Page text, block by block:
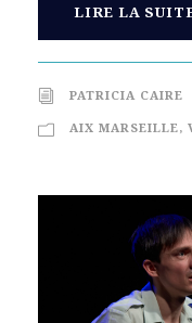
LIRE LA
PATRICIA CAIRE
AIX MARSEILLE,